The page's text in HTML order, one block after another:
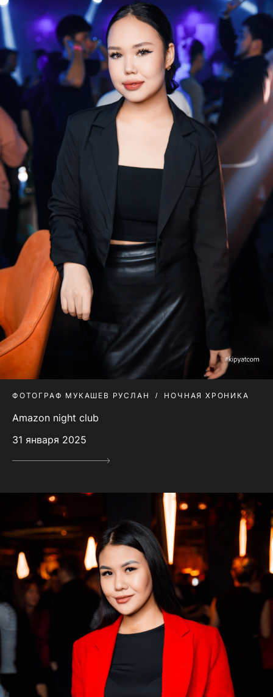
ФОТОГРАФ МУКАШЕВ РУСЛАН НОЧНАЯ ХРОНИКА
Amazon night club
31 января 2025